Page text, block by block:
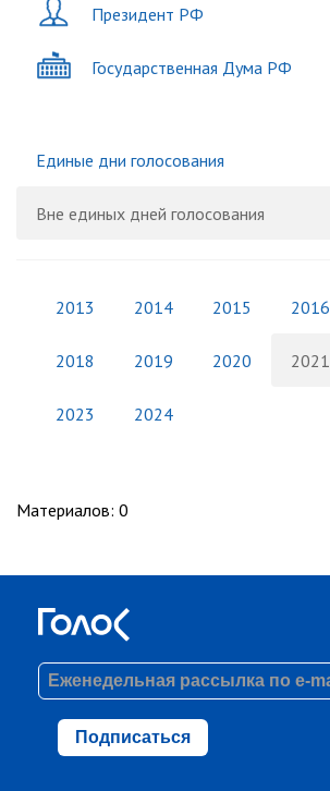
Президент РФ
Государственная Дума РФ
Единые дни голосования
Вне единых дней голосования
2013 2014 2015 2016
2018 2019 2020 2021
2023 2024
Материалов: 0
Подписаться